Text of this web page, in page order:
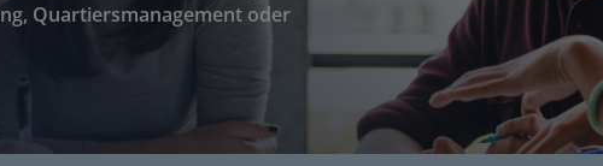
Quartiersmanagement oder